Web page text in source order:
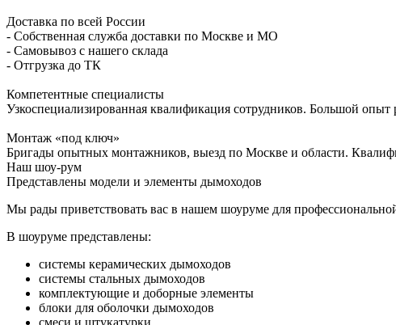
Доставка по всей России
- Собственная служба доставки по Москве и МО
- Самовывоз с нашего склада
- Отгрузка до ТК
Компетентные специалисты
Узкоспециализированная квалификация сотрудников. Большой
Монтаж «под ключ»
Бригады опытных монтажников, выезд по Москве и области.
Наш шоу-рум
Представлены модели и элементы дымоходов
Мы рады приветствовать вас в нашем шоуруме для
В шоуруме представлены:
системы керамических дымоходов
системы стальных дымоходов
комплектующие и доборные элементы
блоки для оболочки дымоходов
смеси и штукатурки